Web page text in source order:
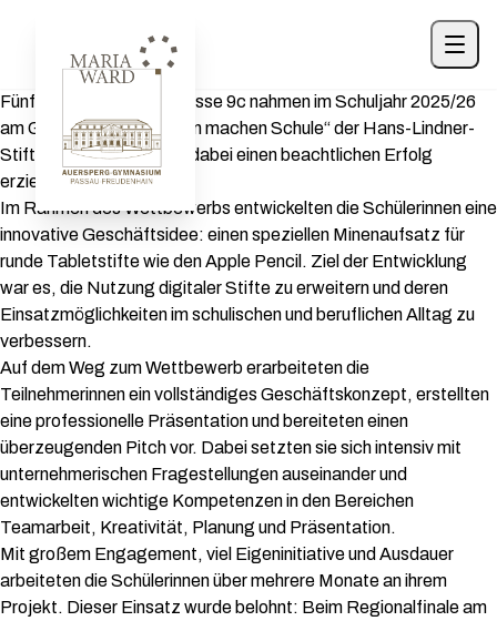
Fünf Schülerinnen der Klasse 9c nahmen im Schuljahr 2025/26
am Gründungsspiel „Ideen machen Schule“ der Hans-Lindner-
Stiftung teil und konnten dabei einen beachtlichen Erfolg
erzielen.
Im Rahmen des Wettbewerbs entwickelten die Schülerinnen eine
innovative Geschäftsidee: einen speziellen Minenaufsatz für
runde Tabletstifte wie den Apple Pencil. Ziel der Entwicklung
war es, die Nutzung digitaler Stifte zu erweitern und deren
Einsatzmöglichkeiten im schulischen und beruflichen Alltag zu
verbessern.
Auf dem Weg zum Wettbewerb erarbeiteten die
Teilnehmerinnen ein vollständiges Geschäftskonzept, erstellten
eine professionelle Präsentation und bereiteten einen
überzeugenden Pitch vor. Dabei setzten sie sich intensiv mit
unternehmerischen Fragestellungen auseinander und
entwickelten wichtige Kompetenzen in den Bereichen
Teamarbeit, Kreativität, Planung und Präsentation.
Mit großem Engagement, viel Eigeninitiative und Ausdauer
arbeiteten die Schülerinnen über mehrere Monate an ihrem
Projekt. Dieser Einsatz wurde belohnt: Beim Regionalfinale am